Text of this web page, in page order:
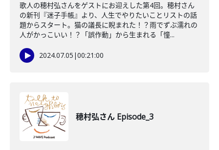
歌人の穂村弘さんをゲストにお迎えした第4回。穂村さん
の新刊『迷子手帳』より、人生でやりたいことリストの話
題からスタート。猫の議長に睨まれた！？雨でずぶ濡れの
人がかっこいい！？「誤作動」から生まれる「憧...
2024.07.05 |00:21:00
穂村弘さん Episode_3